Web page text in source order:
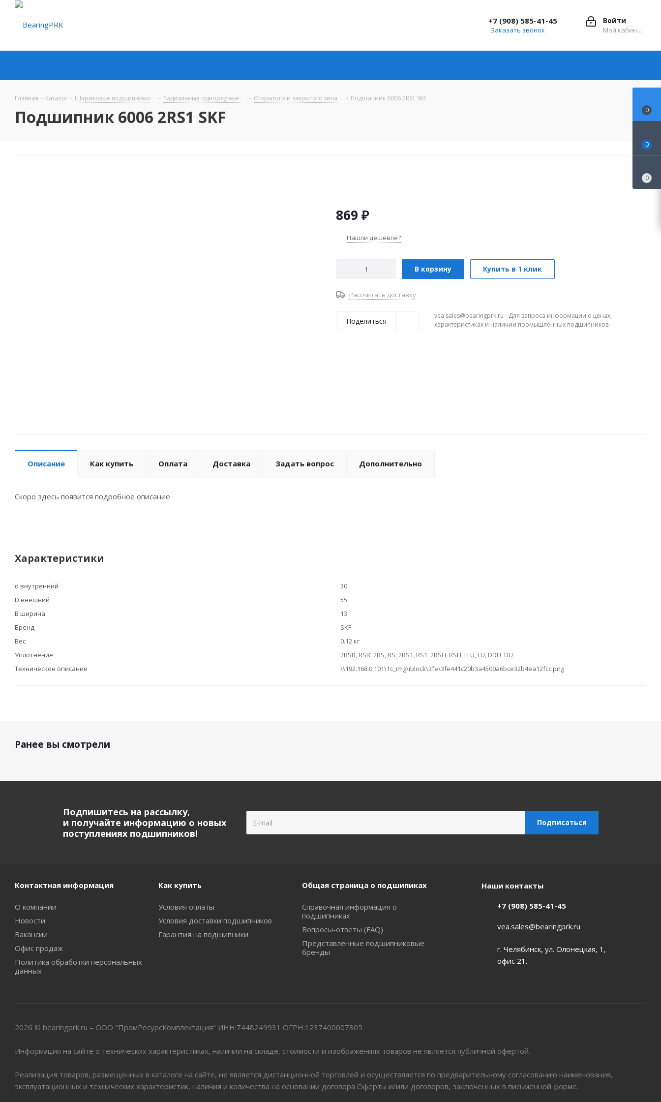
Войти
Мой кабинет
+7 (908) 585-41-45
Заказать звонок
Главная - Каталог - Шариковые подшипники - Радиальные однорядные - Открытого и закрытого типа - Подшипник 6006 2RS1 SKF
Подшипник 6006 2RS1 SKF
869 ₽
Нашли дешевле?
В корзину Купить в 1 клик
Рассчитать доставку
Поделиться
vea.sales@bearingprk.ru - Для запроса информации о ценах,
характеристиках и наличии промышленных подшипников.
Описание Как купить Оплата Доставка Задать вопрос Дополнительно
Скоро здесь появится подробное описание
Характеристики
d внутренний
30
D внешний
55
B ширина
13
Бренд
SKF
Вес
0.12 кг
Уплотнение
2RSR, RSR, 2RS, RS, 2RS1, RS1, 2RSH, RSH, LLU, LU, DDU, DU
Техническое описание
\\192.168.0.101\1c_img\iblock\3fe\3fe441c20b3a4500a6bce32b4ea12fcc.png
Ранее вы смотрели
Подпишитесь на рассылку,
и получайте информацию о новых
поступлениях подшипников!
Контактная информация
О компании
Новости
Вакансии
Офис продаж
Политика обработки персональных
данных
Как купить
Условия оплаты
Условия доставки подшипников
Гарантия на подшипники
Общая страница о подшипиках
Справочная информация о
подшипниках
Вопросы-ответы (FAQ)
Представленные подшипниковые
бренды
Наши контакты
+7 (908) 585-41-45
vea.sales@bearingprk.ru
г. Челябинск, ул. Олонецкая, 1,
офис 21.
2026 © bearingprk.ru – ООО "ПромРесурсКомплектация" ИНН:7448249931 ОГРН:1237400007305
Информация на сайте о технических характеристиках, наличии на складе, стоимости и изображениях товаров не является публичной офертой.
Реализация товаров, размещенных в каталоге на сайте, не является дистанционной торговлей и осуществляется по предварительному согласованию наименования,
эксплуатационных и технических характеристик, наличия и количества на основании договора Оферты и/или договоров, заключенных в письменной форме.
0
0
0